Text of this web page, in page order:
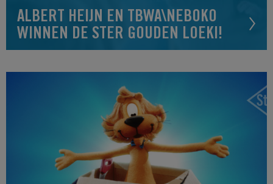
ALBERT HEIJN EN TBWA\NEBOKO
WINNEN DE STER GOUDEN LOEKI!